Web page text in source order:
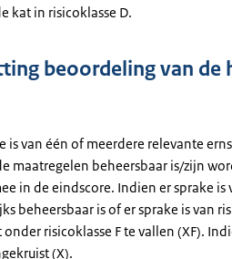
kat in risicoklasse D.
beoordeling van de
is van één of meerdere relevante
maatregelen beheersbaar is/zijn
in de eindscore. Indien er sprake
beheersbaar is of er sprake is van
risicoklasse F te vallen (XF).
(X).